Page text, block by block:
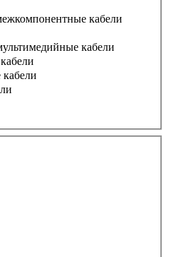
кабели
кабели
кабели